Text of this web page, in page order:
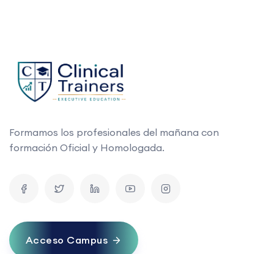
Formamos los profesionales del mañana con
formación Oficial y Homologada.
Acceso Campus